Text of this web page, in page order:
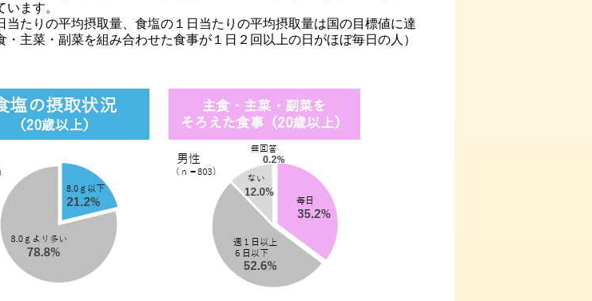
ます。
たりの平均摂取量、食塩の１日当たりの平均摂取量は国の目標値に達
主菜・副菜を組み合わせた食事が１日２回以上の日がほぼ毎日の人）